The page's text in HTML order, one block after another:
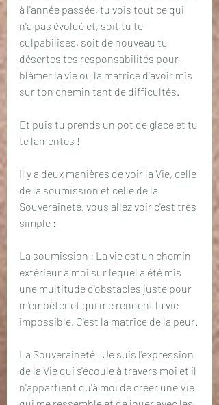
à l'année passée, tu vois tout ce qui
n'a pas évolué et, soit tu te
culpabilises, soit de nouveau tu
désertes tes responsabilités pour
blâmer la vie ou la matrice d'avoir mis
sur ton chemin tant de difficultés.
Et puis tu prends un pot de glace et tu
te lamentes !
Il y a deux manières de voir la Vie, celle
de la soumission et celle de la
Souveraineté, vous allez voir c'est très
simple :
La soumission : La vie est un chemin
extérieur à moi sur lequel a été mis
une multitude d'obstacles juste pour
m'embêter et qui me rendent la vie
impossible. C'est la matrice de la peur.
La Souveraineté : Je suis l'expression
de la Vie qui s'écoule à travers moi et il
n'appartient qu'à moi de créer une Vie